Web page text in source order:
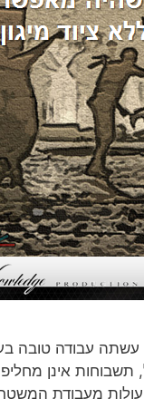
עשתה עבודה טובה
אינן
מעבודת